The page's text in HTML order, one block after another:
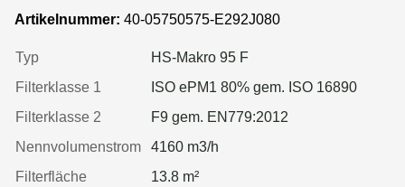
80%, Rahmen: MDF, Dichtung: einseitig,
geschäumt
Artikelnummer: 40-05750575-E292J080
Typ
HS-Makro 95 F
Filterklasse 1
ISO ePM1 80% gem. ISO 16890
Filterklasse 2
F9 gem. EN779:2012
Nennvolumenstrom
4160 m3/h
Filterfläche
13.8 m²